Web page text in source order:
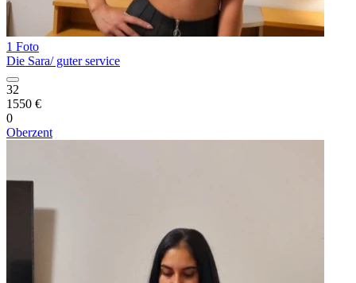
1 Foto
Die Sara/ guter service
32
1550 €
0
Oberzent